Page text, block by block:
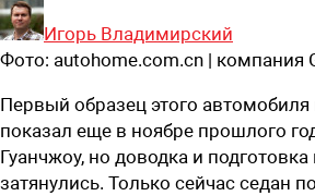
Игорь Владимирский
Фото: autohome.com.cn | компания
Первый образец этого автомобиля
показал еще в ноябре прошлого
Гуанчжоу, но доводка и
затянулись. Только сейчас седан